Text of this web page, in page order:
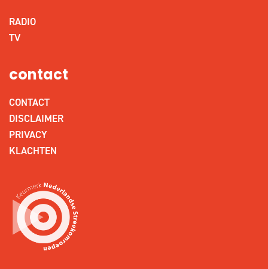
RADIO
TV
contact
CONTACT
DISCLAIMER
PRIVACY
KLACHTEN